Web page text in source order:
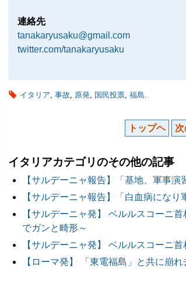
連絡先
tanakaryusaku@gmail.com
twitter.com/tanakaryusaku
イタリア, 事故, 原発, 国民投票, 福島.
トップヘ
イタリアカテゴリのその他の記事
【サルデーニャ報告】「基地、軍事
【サルデーニャ報告】「白血病になり
【サルデーニャ発】 ベルルスコーニ
でガンと畸形～
【サルデーニャ発】 ベルルスコーニ
【ローマ発】 「東電福島」と共に崩